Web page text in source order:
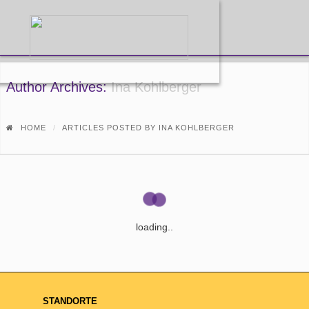
Author Archives:Ina Kohlberger
HOME ARTICLES POSTED BY INA KOHLBERGER
loading..
STANDORTE